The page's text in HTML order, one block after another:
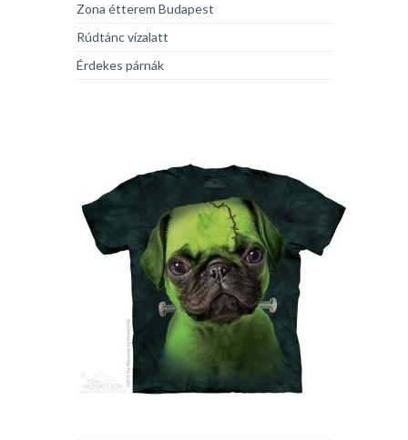
Zona étterem Budapest
Rúdtánc vízalatt
Érdekes párnák